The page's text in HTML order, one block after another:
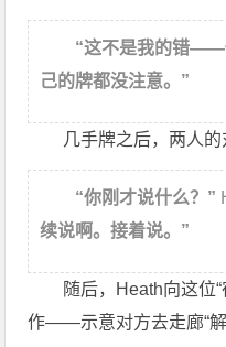
“这不是我的错——
己的牌都没注意。”
几手牌之后，两人的
“你刚才说什么？”
续说啊。接着说。”
随后，Heath向这位
作——示意对方去走廊“解